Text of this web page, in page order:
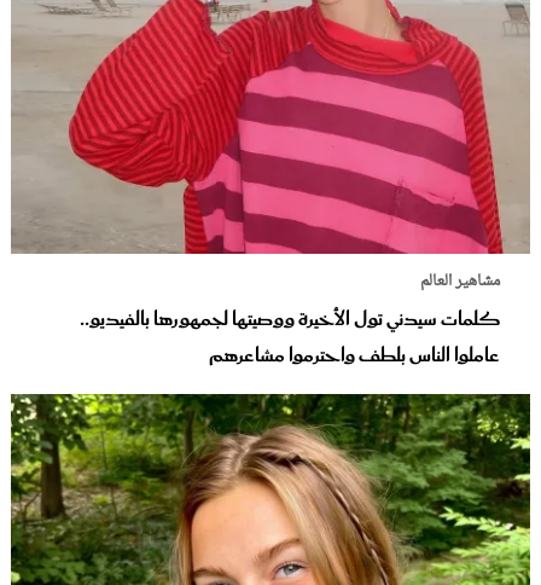
مشاهير العالم
كلمات سيدني تول الأخيرة ووصيتها لجمهورها بالفيديو..
عاملوا الناس بلطف واحترموا مشاعرهم